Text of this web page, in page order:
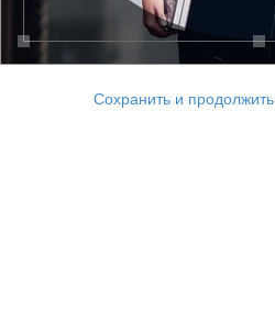
Сохранить и продолжить